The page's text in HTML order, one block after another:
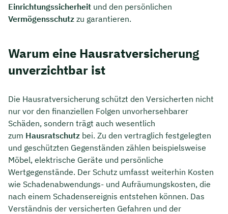
Einrichtungssicherheit und den persönlichen
Vermögensschutz zu garantieren.
Warum eine Hausratversicherung
unverzichtbar ist
Die Hausratversicherung schützt den Versicherten nicht
nur vor den finanziellen Folgen unvorhersehbarer
Schäden, sondern trägt auch wesentlich
zum Hausratschutz bei. Zu den vertraglich festgelegten
und geschützten Gegenständen zählen beispielsweise
Möbel, elektrische Geräte und persönliche
Wertgegenstände. Der Schutz umfasst weiterhin Kosten
wie Schadenabwendungs- und Aufräumungskosten, die
nach einem Schadensereignis entstehen können. Das
Verständnis der versicherten Gefahren und der